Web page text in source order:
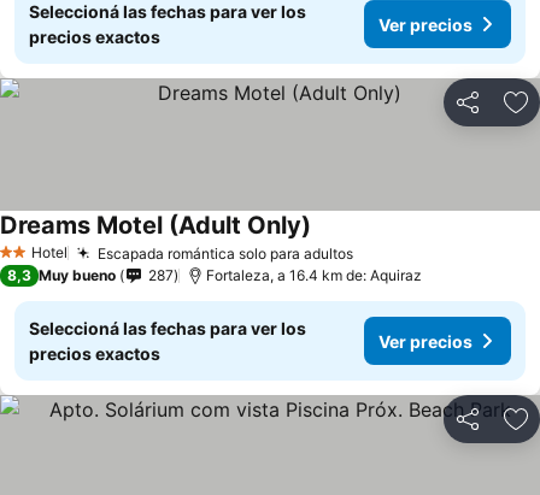
Seleccioná las fechas para ver los
precios exactos
Ver precios
Compartir
2 Estrellas
Hotel Escapada romántica solo para adultosVer precios
Dreams Motel (Adult Only)
8,3 Muy bueno 287 Fortaleza, a 16.4 km de: Aquiraz
Seleccioná las fechas para ver los
precios exactos
Ver precios
Compartir